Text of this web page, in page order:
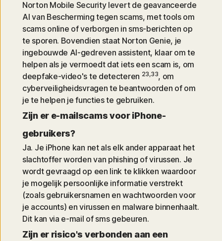
Norton Mobile Security levert de geavanceerde
AI van Bescherming tegen scams, met tools om
scams online of verborgen in sms-berichten op
te sporen. Bovendien staat Norton Genie, je
ingebouwde AI-gedreven assistent, klaar om te
helpen als je vermoedt dat iets een scam is, om
deepfake-video's te detecteren 23,33, om
cyberveiligheidsvragen te beantwoorden of om
je te helpen je functies te gebruiken.
Zijn er e-mailscams voor iPhone-
gebruikers?
Ja. Je iPhone kan net als elk ander apparaat het
slachtoffer worden van phishing of virussen. Je
wordt gevraagd op een link te klikken waardoor
je mogelijk persoonlijke informatie verstrekt
(zoals gebruikersnamen en wachtwoorden voor
je accounts) en virussen en malware binnenhaalt.
Dit kan via e-mail of sms gebeuren.
Zijn er risico's verbonden aan een